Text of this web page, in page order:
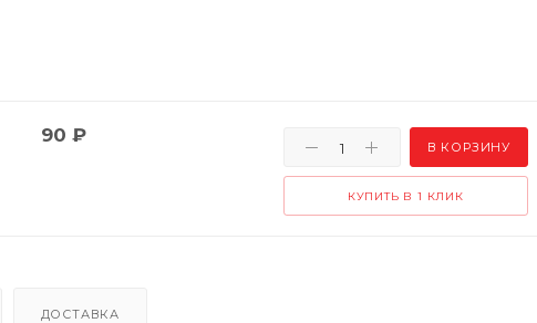
90 ₽
В КОРЗИНУ
КУПИТЬ В 1 КЛИК
ДОСТАВКА